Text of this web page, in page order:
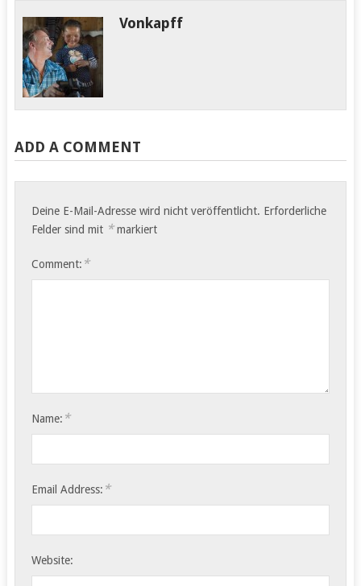
Vonkapff
ADD A COMMENT
Deine E-Mail-Adresse wird nicht veröffentlicht. Erforderliche
Felder sind mit *markiert
Comment: *
Name: *
Email Address: *
Website: